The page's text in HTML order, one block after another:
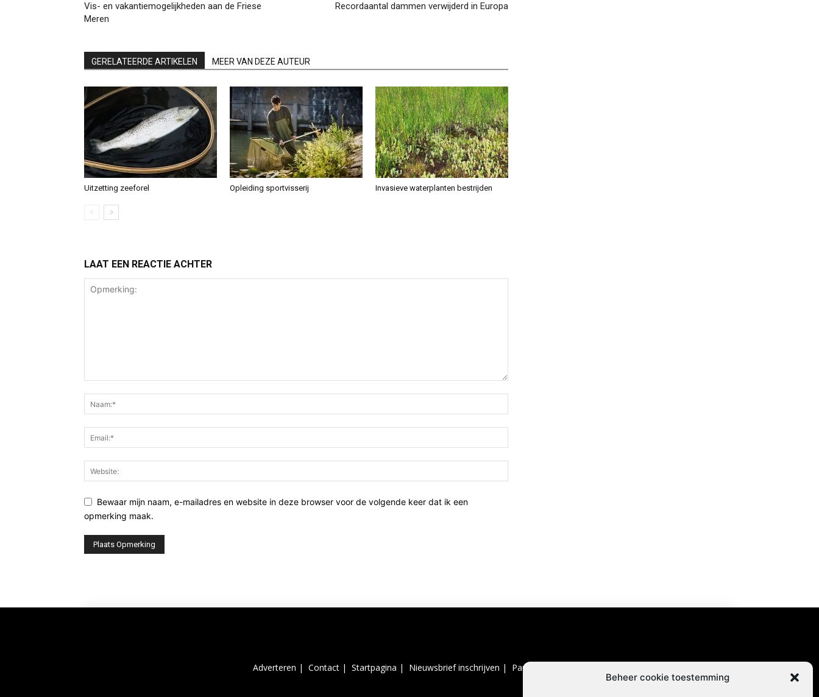
Beheer cookie toestemming
Vis- en vakantiemogelijkheden aan de Friese
Meren
Recordaantal dammen verwijderd in Europa
GERELATEERDE ARTIKELEN MEER VAN DEZE AUTEUR
Uitzetting zeeforel Opleiding sportvisserij Invasieve waterplanten bestrijden
LAAT EEN REACTIE ACHTER
Bewaar mijn naam, e-mailadres en website in deze browser voor de volgende keer dat ik een
opmerking maak.
Adverteren | Contact | Startpagina | Nieuwsbrief inschrijven | Partner content